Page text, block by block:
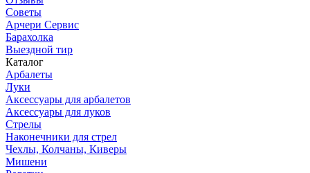
Советы
Арчери Сервис
Барахолка
Выездной тир
Каталог
Арбалеты
Луки
Аксессуары для арбалетов
Аксессуары для луков
Стрелы
Наконечники для стрел
Чехлы, Колчаны, Киверы
Мишени